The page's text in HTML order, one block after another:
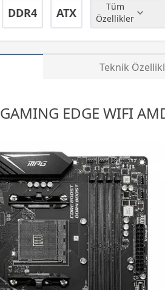
DDR4 ATX
Tüm
Özellikler
Teknik
GAMING EDGE WIFI